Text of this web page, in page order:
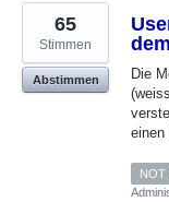
Die
einen
65
Stimmen
Abstimmen
NOT